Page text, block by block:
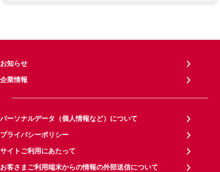
お知らせ
企業情報
パーソナルデータ（個人情報など）について
プライバシーポリシー
サイトご利用にあたって
お客さまご利用端末からの情報の外部送信について